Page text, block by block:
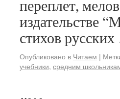
переплет,
издательстве
стихов
Опубликовано в Читаем |
учебники, средним